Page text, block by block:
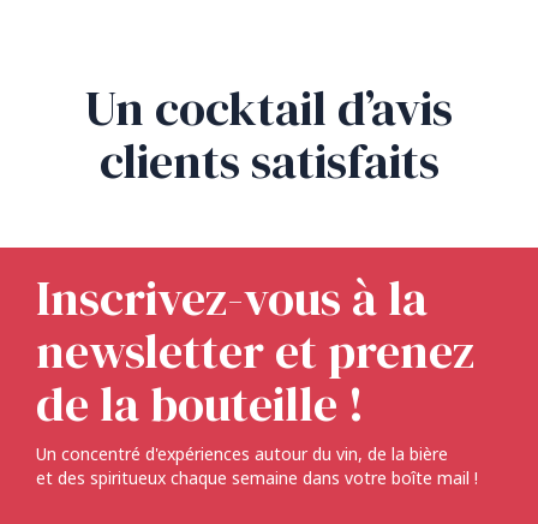
Un cocktail d’avis
clients satisfaits
Inscrivez-vous à la
newsletter et prenez
de la bouteille !
Un concentré d'expériences autour du vin, de la bière
et des spiritueux chaque semaine dans votre boîte mail !